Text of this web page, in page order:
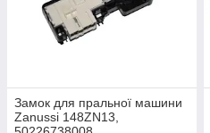
Замок для пральної машини
Zanussi 148ZN13,